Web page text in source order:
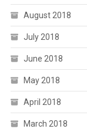
August 2018
July 2018
June 2018
May 2018
April 2018
March 2018